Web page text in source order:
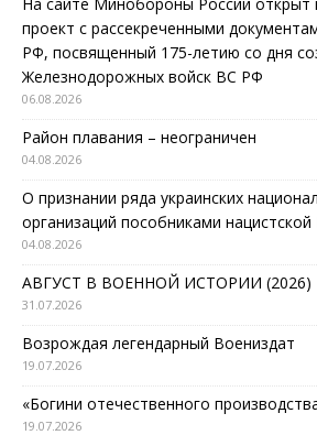
проект с рассекреченными
РФ, посвященный 175-летию со дня
Железнодорожных войск ВС РФ
06.08.2026
Район плавания – неограничен
04.08.2026
О признании ряда украинских
организаций пособниками
04.08.2026
АВГУСТ В ВОЕННОЙ ИСТОРИИ (2026)
31.07.2026
Возрождая легендарный Воениздат
19.07.2026
«Богини отечественного
19.07.2026